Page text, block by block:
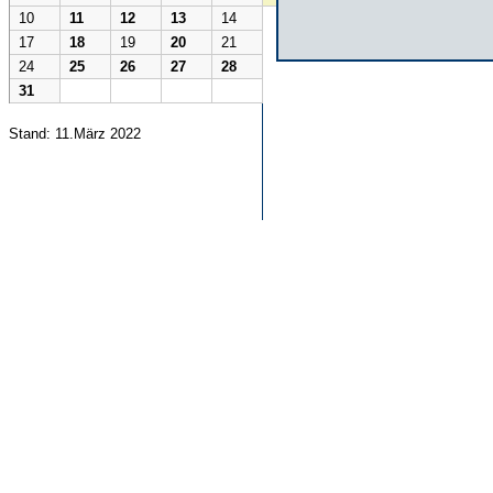
10
11 12 13
14
17
18 19 20
21
24
25 26 27
28
31
Stand: 11.März 2022